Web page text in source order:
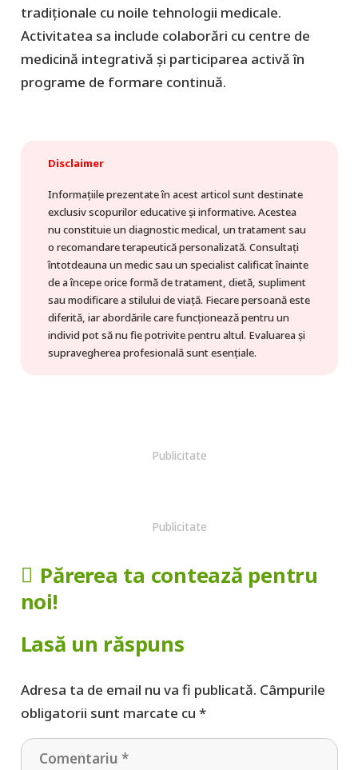
tradiționale cu noile tehnologii medicale.
Activitatea sa include colaborări cu centre de
medicină integrativă și participarea activă în
programe de formare continuă.
Disclaimer
Informațiile prezentate în acest articol sunt destinate
exclusiv scopurilor educative și informative. Acestea
nu constituie un diagnostic medical, un tratament sau
o recomandare terapeutică personalizată. Consultați
întotdeauna un medic sau un specialist calificat înainte
de a începe orice formă de tratament, dietă, supliment
sau modificare a stilului de viață. Fiecare persoană este
diferită, iar abordările care funcționează pentru un
individ pot să nu fie potrivite pentru altul. Evaluarea și
supravegherea profesională sunt esențiale.
Publicitate
Publicitate
Părerea ta contează pentru
noi!
Lasă un răspuns
Adresa ta de email nu va fi publicată. Câmpurile
obligatorii sunt marcate cu *